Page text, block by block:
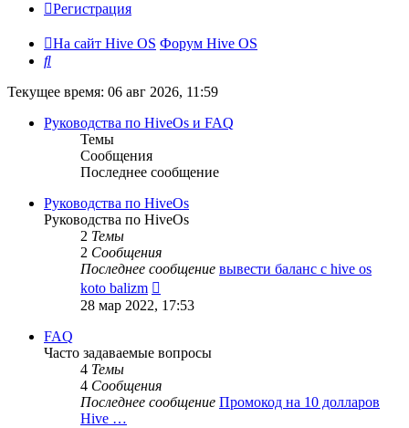
Регистрация
На сайт Hive OS Форум Hive OS
Поиск
Текущее время: 06 авг 2026, 11:59
Руководства по HiveOs и FAQ
Темы
Сообщения
Последнее сообщение
Руководства по HiveOs
Руководства по HiveOs
2 Темы
2 Сообщения
Последнее сообщение вывести баланс с hive os
koto balizm
к
28 мар 2022, 17:53
FAQ
Часто задаваемые вопросы
4 Темы
4 Сообщения
Последнее сообщение Промокод на 10 долларов
Hive …